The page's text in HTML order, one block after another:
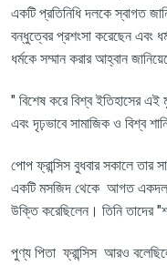
একটি প্রতিনিধি দলকে স্বাগত
বন্ধুত্বের প্রশংসা করেছেন এবং
ধর্মকে সম্মান করার আহ্বান
" বিশেষ করে বিশ্ব ইতিহাসের এই
এবং দৃঢ়ভাবে সামাজিক ও বিশ্ব
পোপ ফ্রান্সিস বুধবার সকালে তার
একটি মসজিদ থেকে আগত একদল
উক্তি করেছিলেন। তিনি তাদের
পুণ্য পিতা ফ্রান্সিস আরও